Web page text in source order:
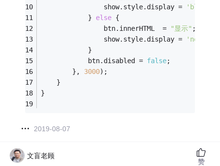
				show.style.display =
'block'
} else {
				btn.innerHTML  =
"显示" ;
				show.style.display =
'none'
			}
			btn.disabled =
false;
		},
3000);
	}
}
2019-08-07
文盲老顾
赞